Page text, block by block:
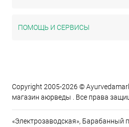
ПОМОЩЬ И СЕРВИСЫ
Copyright 2005-2026 ©
магазин аюрведы . Все права
«Электрозаводская», Барабанный